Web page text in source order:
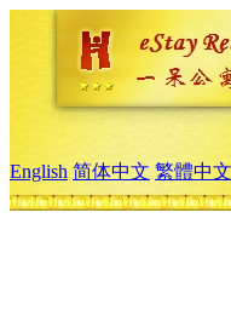
English 简体中文 繁體中文